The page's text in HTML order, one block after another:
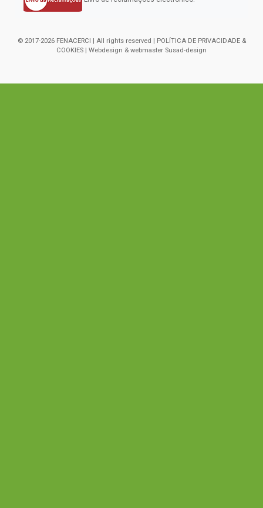
© 2017-2026 FENACERCI | All rights reserved | POLÍTICA DE PRIVACIDADE &
COOKIES | Webdesign & webmaster Susad-design